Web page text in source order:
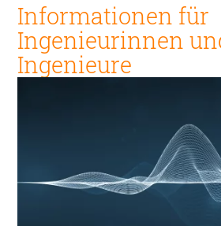
Informationen für
Ingenieurinnen
Ingenieure